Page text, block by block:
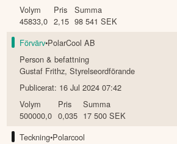
Volym
45833,0
Pris
2,15
Summa
98 541 SEK
Förvärv•PolarCool AB
Person & befattning
Gustaf Frithz,Styrelseordförande
Publicerat: 16 Jul 2024 07:42
Volym
500000,0
Pris
0,035
Summa
17 500 SEK
Teckning•Polarcool